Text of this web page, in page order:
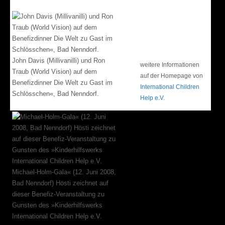
John Davis (Millivanilli) und Ron
Traub (World Vision) auf dem
Benefizdinner Die Welt zu Gast im
Schlösschen«, Bad Nenndorf.
Michael-Holm-Gala« (12. Juni 2008,
Bad Nenndorf) Hösti zeichnet auf
dieser Benefiz-Veranstaltung zu
Gunsten des »Kinderhilfswerks
International Children Help e.V.
weitere Informationen
auf der Homepage von
International Children
Help e.V.